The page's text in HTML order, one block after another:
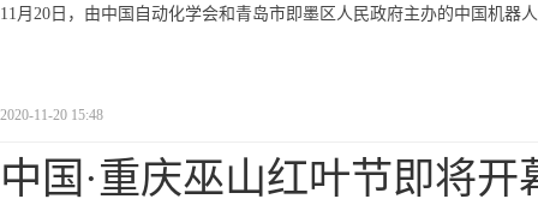
11月20日，由中国自动化学会和青岛市即墨区人民政府主办的中国机器
2020-11-20 15:48
中国·重庆巫山红叶节即将开